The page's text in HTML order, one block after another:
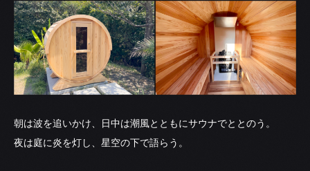
朝は波を追いかけ、日中は潮風とともにサウナでととのう。
夜は庭に炎を灯し、星空の下で語らう。